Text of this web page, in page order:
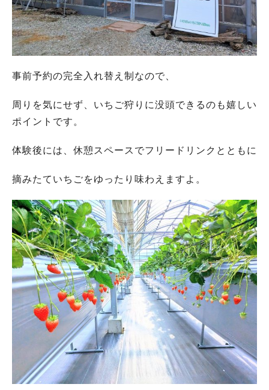
事前予約の完全入れ替え制なので、
周りを気にせず、いちご狩りに没頭できるのも嬉しい
ポイントです。
体験後には、休憩スペースでフリードリンクとともに
摘みたていちごをゆったり味わえますよ。